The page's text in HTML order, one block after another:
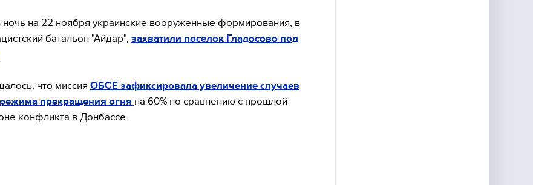
на 22 ноября украинские вооруженные формирования, в
батальон "Айдар", захватили поселок Гладосово под
что миссия ОБСЕ зафиксировала увеличение случаев
прекращения огня на 60% по сравнению с прошлой
конфликта в Донбассе.